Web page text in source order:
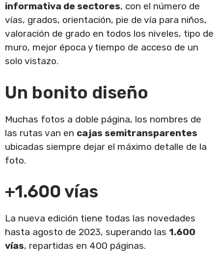
informativa de sectores, con el número de
vías, grados, orientación, pie de vía para niños,
valoración de grado en todos los niveles, tipo de
muro, mejor época y tiempo de acceso de un
solo vistazo.
Un bonito diseño
Muchas fotos a doble página, los nombres de
las rutas van en cajas semitransparentes
ubicadas siempre dejar el máximo detalle de la
foto.
+1.600 vías
La nueva edición tiene todas las novedades
hasta agosto de 2023, superando las 1.600
vías, repartidas en 400 páginas.